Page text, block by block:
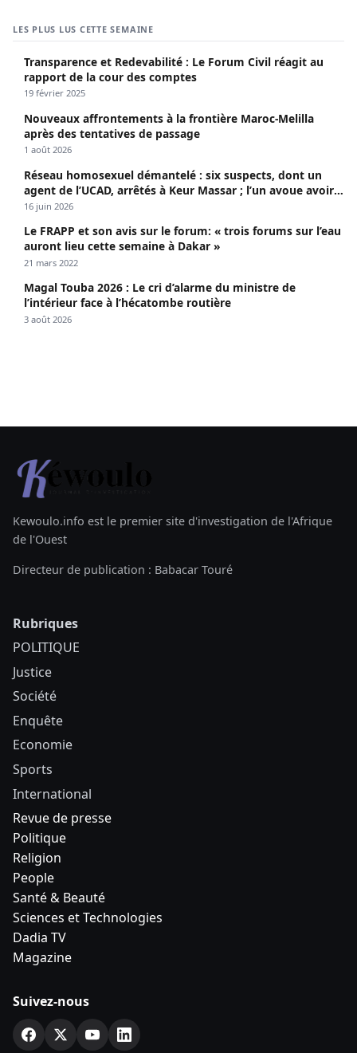
LES PLUS LUS CETTE SEMAINE
Transparence et Redevabilité : Le Forum Civil réagit au
rapport de la cour des comptes
19 février 2025
Nouveaux affrontements à la frontière Maroc-Melilla
après des tentatives de passage
1 août 2026
Réseau homosexuel démantelé : six suspects, dont un
agent de l’UCAD, arrêtés à Keur Massar ; l’un avoue avoir
propagé le VIH depuis 2018
16 juin 2026
Le FRAPP et son avis sur le forum: « trois forums sur l’eau
auront lieu cette semaine à Dakar »
21 mars 2022
Magal Touba 2026 : Le cri d’alarme du ministre de
l’intérieur face à l’hécatombe routière
3 août 2026
Kewoulo.info est le premier site d'investigation de l'Afrique
de l'Ouest
Directeur de publication : Babacar Touré
Rubriques
POLITIQUE
Justice
Société
Enquête
Economie
Sports
International
Revue de presse
Politique
Religion
People
Santé & Beauté
Sciences et Technologies
Dadia TV
Magazine
Suivez-nous